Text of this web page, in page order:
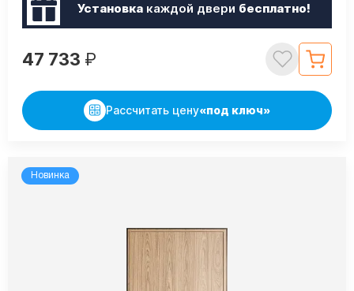
Установкакаждой двери бесплатно!
47 733 ₽
Рассчитать цену«под ключ»
Новинка